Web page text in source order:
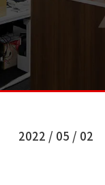
2022 / 05 / 02